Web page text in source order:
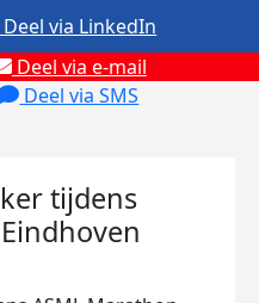
Deel via e-mail
Deel via SMS
Deel via LinkedIn
tijdens